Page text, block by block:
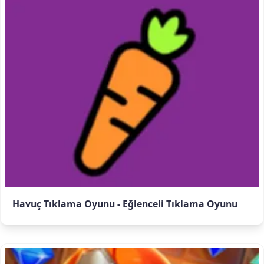
Havuç Tıklama Oyunu - Eğlenceli Tıklama Oyunu